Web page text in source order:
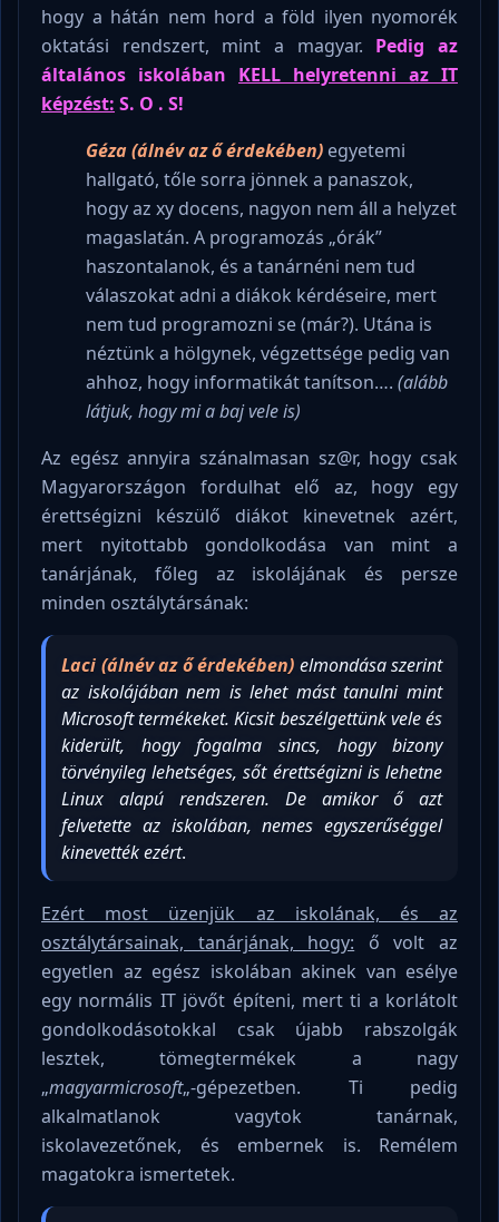
hogy a hátán nem hord a föld ilyen nyomorék
oktatási rendszert, mint a magyar. Pedig az
általános iskolában KELL helyretenni az IT
képzést: S. O . S!
Géza (álnév az ő érdekében) egyetemi
hallgató, tőle sorra jönnek a panaszok,
hogy az xy docens, nagyon nem áll a helyzet
magaslatán. A programozás „órák”
haszontalanok, és a tanárnéni nem tud
válaszokat adni a diákok kérdéseire, mert
nem tud programozni se (már?). Utána is
néztünk a hölgynek, végzettsége pedig van
ahhoz, hogy informatikát tanítson…. (alább
látjuk, hogy mi a baj vele is)
Az egész annyira szánalmasan sz@r, hogy csak
Magyarországon fordulhat elő az, hogy egy
érettségizni készülő diákot kinevetnek azért,
mert nyitottabb gondolkodása van mint a
tanárjának, főleg az iskolájának és persze
minden osztálytársának:
Laci (álnév az ő érdekében) elmondása szerint
az iskolájában nem is lehet mást tanulni mint
Microsoft termékeket. Kicsit beszélgettünk vele és
kiderült, hogy fogalma sincs, hogy bizony
törvényileg lehetséges, sőt érettségizni is lehetne
Linux alapú rendszeren. De amikor ő azt
felvetette az iskolában, nemes egyszerűséggel
kinevették ezért.
Ezért most üzenjük az iskolának, és az
osztálytársainak, tanárjának, hogy: ő volt az
egyetlen az egész iskolában akinek van esélye
egy normális IT jövőt építeni, mert ti a korlátolt
gondolkodásotokkal csak újabb rabszolgák
lesztek, tömegtermékek a nagy
„magyarmicrosoft„-gépezetben. Ti pedig
alkalmatlanok vagytok tanárnak,
iskolavezetőnek, és embernek is. Remélem
magatokra ismertetek.